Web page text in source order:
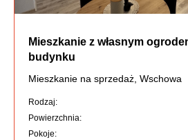
Mieszkanie z własnym
budynku
Mieszkanie na sprzedaż, Wschowa
Rodzaj:
Powierzchnia:
Pokoje: